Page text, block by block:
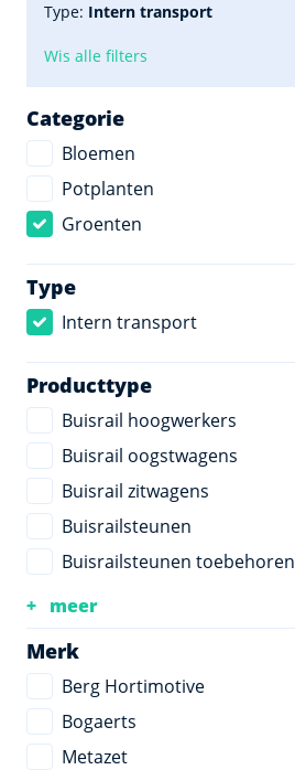
Type: Intern transport
Wis alle filters
Categorie
Bloemen
Potplanten
Groenten
Type
Intern transport
Producttype
Buisrail hoogwerkers
Buisrail oogstwagens
Buisrail zitwagens
Buisrailsteunen
Buisrailsteunen toebehoren
meer
Merk
Berg Hortimotive
Bogaerts
Metazet